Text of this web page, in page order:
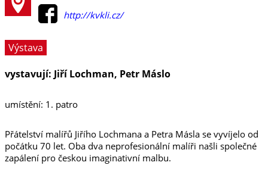
http://kvkli.cz/
Výstava
vystavují: Jiří Lochman, Petr Máslo
umístění: 1. patro
Přátelství malířů Jiřího Lochmana a Petra Másla se vyvíjelo od
počátku 70 let. Oba dva neprofesionální malíři našli společné
zapálení pro českou imaginativní malbu.